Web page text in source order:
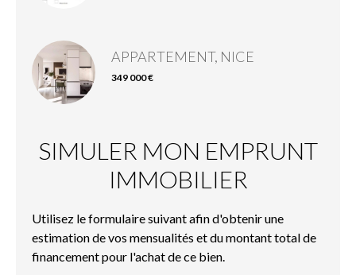
APPARTEMENT, NICE
349 000 €
SIMULER MON EMPRUNT
IMMOBILIER
Utilisez le formulaire suivant afin d'obtenir une
estimation de vos mensualités et du montant total de
financement pour l'achat de ce bien.